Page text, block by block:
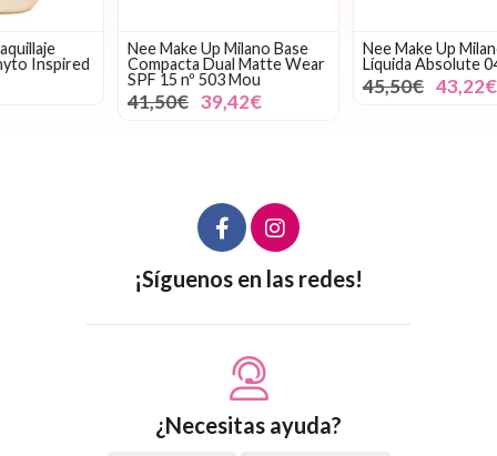
Nee Make Up Milano Base
Compacta Dual Matte Wear
SPF 15 nº 503 Mou
39,42€
Nee Make Up Milano Base
Líquida Absolute 04 SUN
43,22€
¡Síguenos en las redes!
¿Necesitas ayuda?